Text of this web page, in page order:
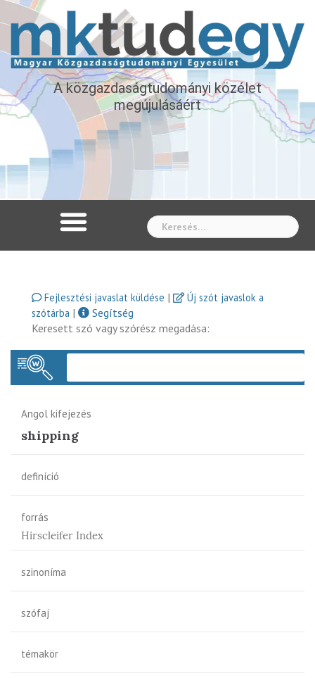
A közgazdaságtudományi közélet
megújulásáért
Fejlesztési javaslat küldése |
Új szót javaslok a
szótárba |
Segítség
Keresett szó vagy szórész megadása:
Angol kifejezés
shipping
definíció
forrás
Hirscleifer Index
szinoníma
szófaj
témakör